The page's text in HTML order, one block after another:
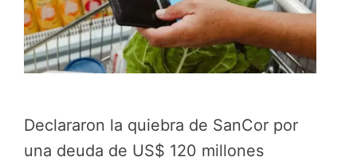
Declararon la quiebra de SanCor por
una deuda de US$ 120 millones